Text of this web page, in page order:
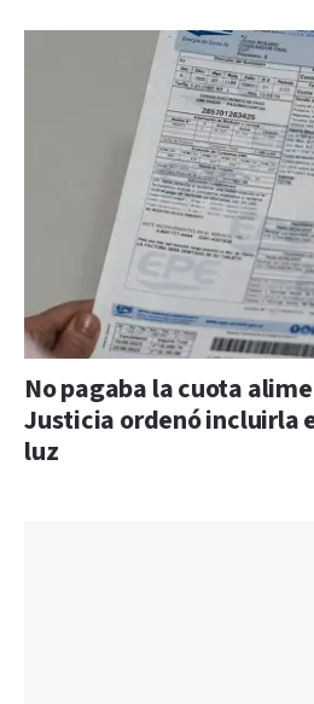
No pagaba la cuota
Justicia ordenó incluirla
luz